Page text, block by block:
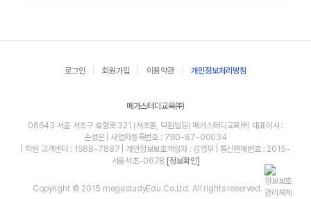
로그인 회원가입 이용약관 개인정보처리방침
메가스터디교육㈜
06643 서울 서초구 효령로 321 (서초동, 덕원빌딩) 메가스터디교육㈜ 대표이사 :
손성은 | 사업자등록번호 : 780-87-00034
| 학원 고객센터 : 1588-7887 | 개인정보보호책임자 : 김영무 | 통신판매번호 : 2015-
서울서초-0678 [정보확인]
Copyright © 2015 megastudyEdu.Co.Ltd. All rights reserved.